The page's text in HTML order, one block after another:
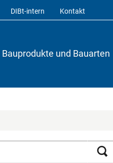
DIBt-intern Kontakt
Bauprodukte und Bauarten